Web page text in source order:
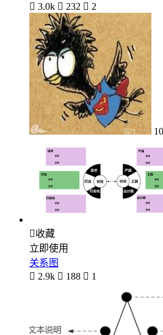
 3.0k  232  2
收藏
立即使用
关系图
 2.9k  188  1